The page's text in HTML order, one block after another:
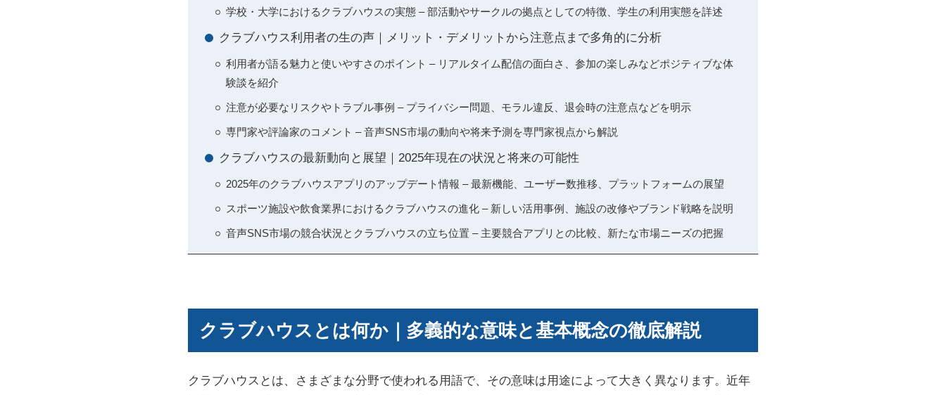
学校・大学におけるクラブハウスの実態 – 部活動やサークルの拠点としての特徴、学生の利用実態を詳述
クラブハウス利用者の生の声｜メリット・デメリットから注意点まで多角的に分析
利用者が語る魅力と使いやすさのポイント – リアルタイム配信の面白さ、参加の楽しみなどポジティブな体
験談を紹介
注意が必要なリスクやトラブル事例 – プライバシー問題、モラル違反、退会時の注意点などを明示
専門家や評論家のコメント – 音声SNS市場の動向や将来予測を専門家視点から解説
クラブハウスの最新動向と展望｜2025年現在の状況と将来の可能性
2025年のクラブハウスアプリのアップデート情報 – 最新機能、ユーザー数推移、プラットフォームの展望
スポーツ施設や飲食業界におけるクラブハウスの進化 – 新しい活用事例、施設の改修やブランド戦略を説明
音声SNS市場の競合状況とクラブハウスの立ち位置 – 主要競合アプリとの比較、新たな市場ニーズの把握
クラブハウスとは何か｜多義的な意味と基本概念の徹底解説
クラブハウスとは、さまざまな分野で使われる用語で、その意味は用途によって大きく異なります。近年